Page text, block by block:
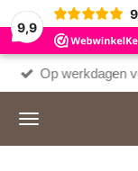
9,9
Op werkdagen